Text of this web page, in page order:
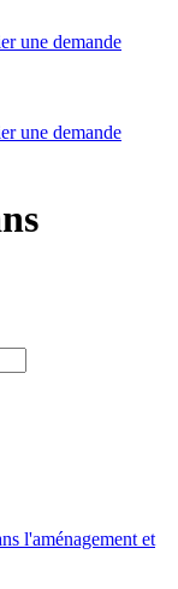
une demande
une demande
l'aménagement et